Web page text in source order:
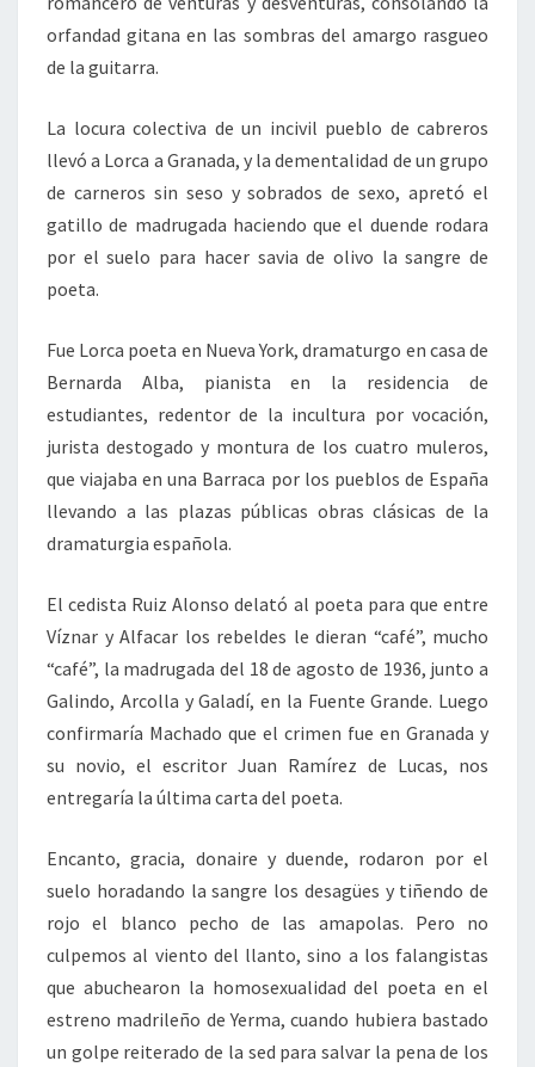
orfandad gitana en las sombras del amargo rasgueo
de la guitarra.
La locura colectiva de un incivil pueblo de cabreros
llevó a Lorca a Granada, y la dementalidad de un grupo
de carneros sin seso y sobrados de sexo, apretó el
gatillo de madrugada haciendo que el duende rodara
por el suelo para hacer savia de olivo la sangre de
poeta.
Fue Lorca poeta en Nueva York, dramaturgo en casa de
Bernarda Alba, pianista en la residencia de
estudiantes, redentor de la incultura por vocación,
jurista destogado y montura de los cuatro muleros,
que viajaba en una Barraca por los pueblos de España
llevando a las plazas públicas obras clásicas de la
dramaturgia española.
El cedista Ruiz Alonso delató al poeta para que entre
Víznar y Alfacar los rebeldes le dieran “café”, mucho
“café”, la madrugada del 18 de agosto de 1936, junto a
Galindo, Arcolla y Galadí, en la Fuente Grande. Luego
confirmaría Machado que el crimen fue en Granada y
su novio, el escritor Juan Ramírez de Lucas, nos
entregaría la última carta del poeta.
Encanto, gracia, donaire y duende, rodaron por el
suelo horadando la sangre los desagües y tiñendo de
rojo el blanco pecho de las amapolas. Pero no
culpemos al viento del llanto, sino a los falangistas
que abuchearon la homosexualidad del poeta en el
estreno madrileño de Yerma, cuando hubiera bastado
un golpe reiterado de la sed para salvar la pena de los